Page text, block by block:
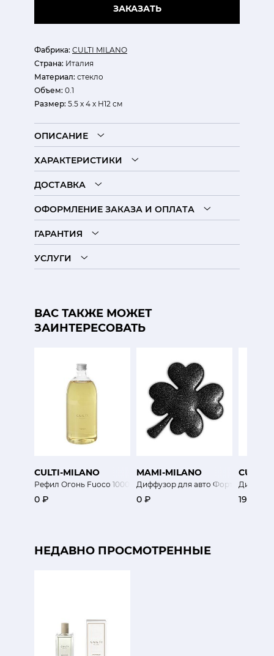
Фабрика: CULTI MILANO
Страна: Италия
Материал: стекло
Объем: 0.1
Размер: 5.5 х 4 х H12 см
ЗАКАЗАТЬ
ОПИСАНИЕ
ХАРАКТЕРИСТИКИ
ДОСТАВКА
ОФОРМЛЕНИЕ ЗАКАЗА И ОПЛАТА
ГАРАНТИЯ
УСЛУГИ
ВАС ТАКЖЕ МОЖЕТ
ЗАИНТЕРЕСОВАТЬ
CULTI-MILANO
Рефил Огонь Fuoco 1000мл
0 ₽
MAMI-MILANO
Диффузор для авто Фортунато
0 ₽
CULTI-
19 800
НЕДАВНО ПРОСМОТРЕННЫЕ